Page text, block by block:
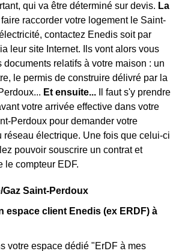
qui va être déterminé sur devis. La
faire raccorder votre logement le Saint-
contactez Enedis soit par
leur site Internet. Ils vont alors vous
documents relatifs à votre maison : un
le permis de construire délivré par la
Et ensuite... Il faut s'y prendre
votre arrivée effective dans votre
Perdoux pour demander votre
réseau électrique. Une fois que celui-ci
pouvoir souscrire un contrat et
le compteur EDF.
Gaz Saint-Perdoux
espace client Enedis (ex ERDF) à
votre espace dédié "ErDF à mes